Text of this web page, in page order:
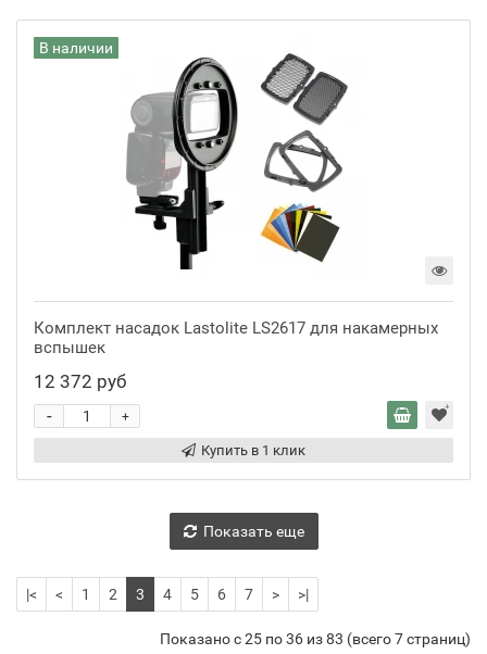
В наличии
Комплект насадок Lastolite LS2617 для накамерных
вспышек
12 372 руб
+
-
Купить в 1 клик
Показать еще
|< < 1 2 3 4 5 6 7 > >|
Показано с 25 по 36 из 83 (всего 7 страниц)